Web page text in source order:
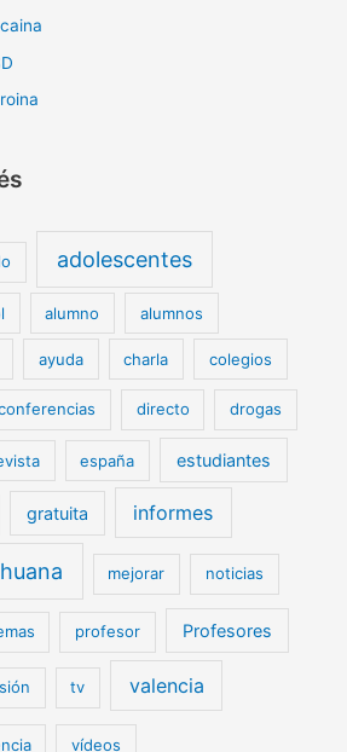
adolescentes
alumno alumnos
ayuda charla colegios
directo drogas
españa estudiantes
gratuita informes
mejorar noticias
profesor Profesores
tv valencia
vídeos